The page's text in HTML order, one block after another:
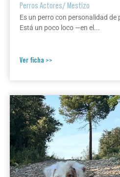
Perros Actores/Mestizo
Es un perro con personalidad
Está un poco loco —en el...
Ver ficha >>